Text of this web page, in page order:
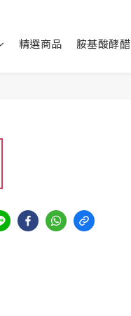
精選商品 胺基酸酵醋